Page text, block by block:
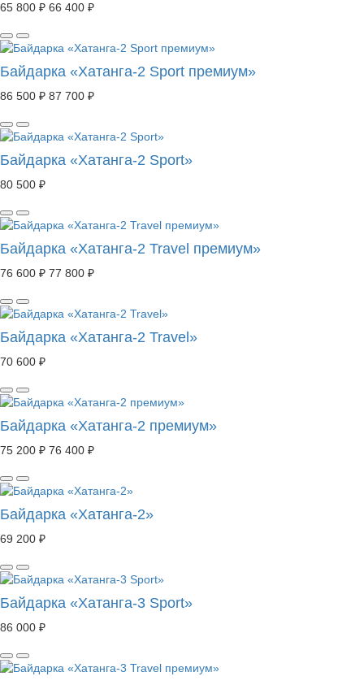
65 800 ₽ 66 400 ₽
Байдарка «Хатанга-2 Sport премиум»
86 500 ₽ 87 700 ₽
Байдарка «Хатанга-2 Sport»
80 500 ₽
Байдарка «Хатанга-2 Travel премиум»
76 600 ₽ 77 800 ₽
Байдарка «Хатанга-2 Travel»
70 600 ₽
Байдарка «Хатанга-2 премиум»
75 200 ₽ 76 400 ₽
Байдарка «Хатанга-2»
69 200 ₽
Байдарка «Хатанга-3 Sport»
86 000 ₽